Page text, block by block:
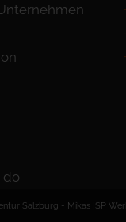
do
Salzburg - Mikas ISP